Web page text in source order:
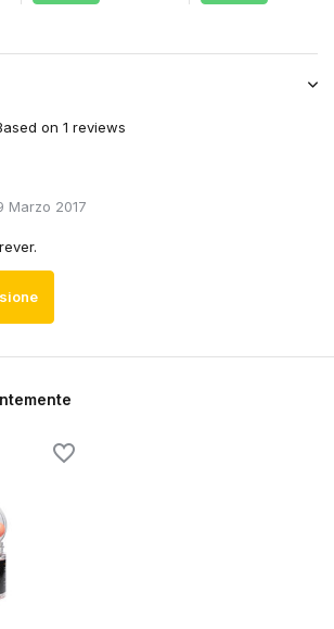
on 1 reviews
Marzo 2017